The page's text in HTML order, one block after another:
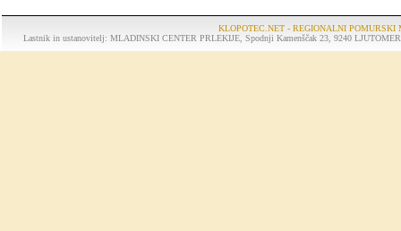
KLOPOTEC.NET - REGIONALNI POMURSKI
Lastnik in ustanovitelj: MLADINSKI CENTER PRLEKIJE, Spodnji Kamenščak 23, 9240